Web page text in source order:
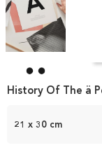
1
21 x 30 cm
History Of The ä